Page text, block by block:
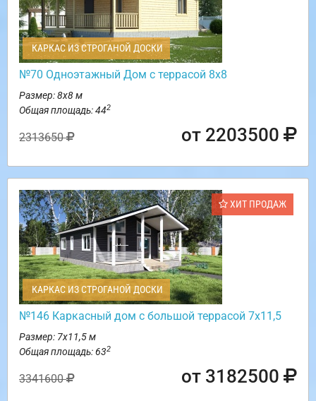
КАРКАС ИЗ СТРОГАНОЙ ДОСКИ
№70 Одноэтажный Дом с террасой 8х8
Размер: 8х8 м
Общая площадь: 442
2313650 от 2203500
ХИТ ПРОДАЖ
КАРКАС ИЗ СТРОГАНОЙ ДОСКИ
№146 Каркасный дом с большой террасой 7х11,5
Размер: 7х11,5 м
Общая площадь: 632
3341600 от 3182500